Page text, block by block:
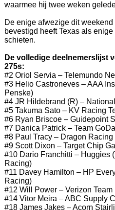
waarmee hij twee weken
De enige afwezige dit
bevestigd heeft Texas als
schieten.
De volledige deelnemerslijst
275s:
#2 Oriol Servia – Telemundo
#3 Helio Castroneves – AAA
Penske)
#4 JR Hildebrand (R) –
#5 Takuma Sato – KV Racing
#6 Ryan Briscoe – Guidepoint
#7 Danica Patrick – Team
#8 Paul Tracy – Dragon
#9 Scott Dixon – Target Chip
#10 Dario Franchitti – Huggies
Racing)
#11 Davey Hamilton – HP
Racing)
#12 Will Power – Verizon Team
#14 Vitor Meira – ABC Supply
#18 James Jakes – Acorn